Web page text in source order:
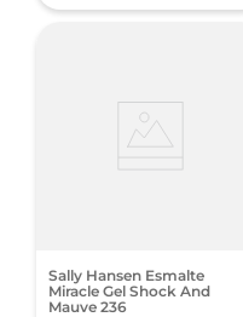
Sally Hansen Esmalte
Miracle Gel Shock And
Mauve 236